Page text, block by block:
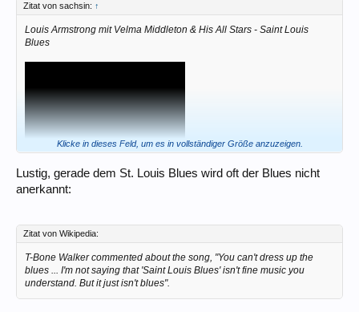
Zitat von sachsin: ↑
Louis Armstrong mit Velma Middleton & His All Stars - Saint Louis
Blues
Klicke in dieses Feld, um es in vollständiger Größe anzuzeigen.
Lustig, gerade dem St. Louis Blues wird oft der Blues nicht
anerkannt:
Zitat von Wikipedia:
T-Bone Walker commented about the song, "You can't dress up the
blues ... I'm not saying that 'Saint Louis Blues' isn't fine music you
understand. But it just isn't blues".